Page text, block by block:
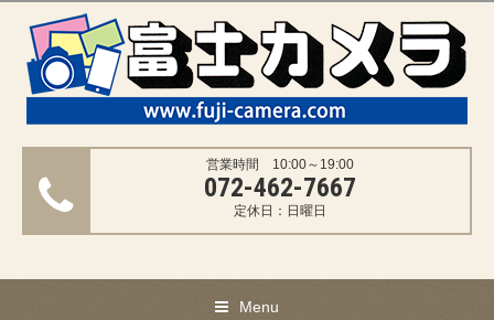
営業時間 10:00～19:00
072-462-7667
定休日：日曜日
Menu